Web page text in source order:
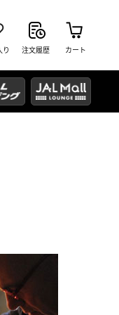
り 注文履歴 カート